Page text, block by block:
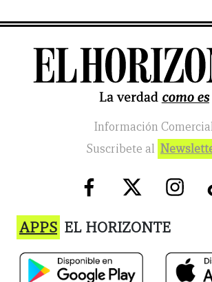
Información
Suscribete al
APPS EL HORIZONTE